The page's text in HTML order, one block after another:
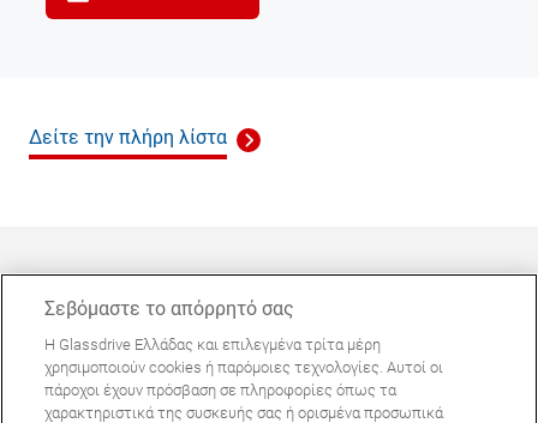
Δείτε την πλήρη λίστα
ΜΠΟΡΕΊ ΝΑ ΣΑΣ ΕΝΔΙΑΦΈΡΕΙ
Συχνές ερωτήσεις
Σεβόμαστε το απόρρητό σας
Η Glassdrive Ελλάδας και επιλεγμένα τρίτα μέρη
χρησιμοποιούν cookies ή παρόμοιες τεχνολογίες. Αυτοί οι
πάροχοι έχουν πρόσβαση σε πληροφορίες όπως τα
χαρακτηριστικά της συσκευής σας ή ορισμένα προσωπικά